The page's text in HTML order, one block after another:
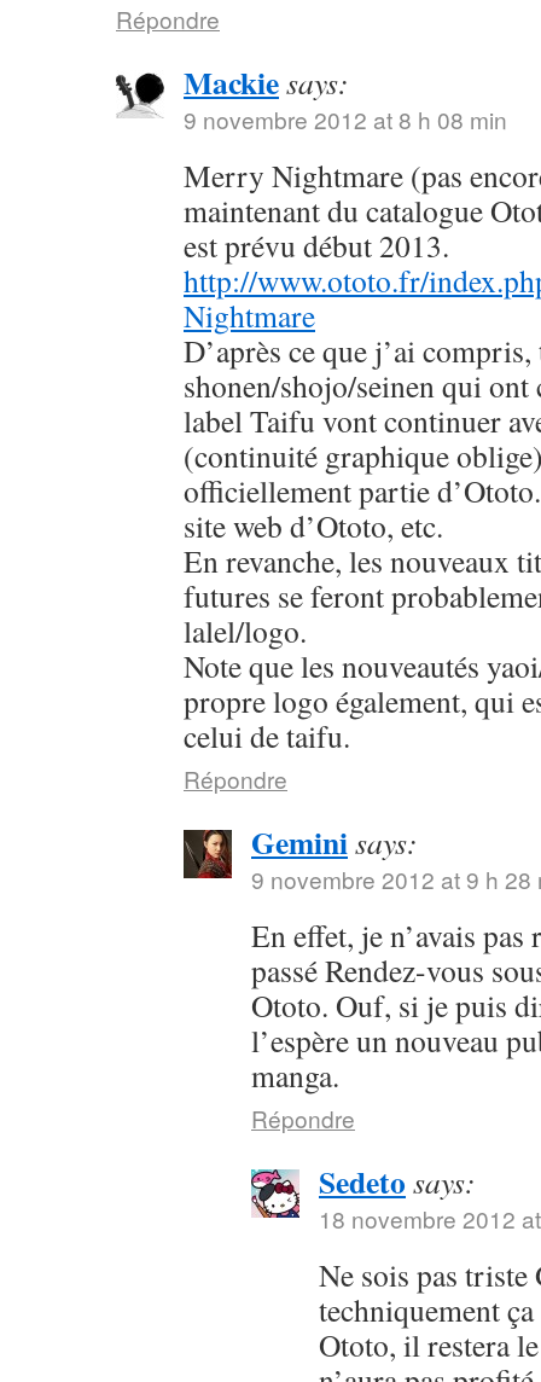
Répondre
Mackiesays:
9 novembre 2012 at 8 h 08 min
Merry Nightmare (pas
maintenant du catalogue
est prévu début 2013.
http://www.ototo.fr/
Nightmare
D’après ce que j’ai
shonen/shojo/seinen qui ont
label Taifu vont continuer
(continuité graphique
officiellement partie
site web d’Ototo, etc.
En revanche, les nouveaux
futures se feront
lalel/logo.
Note que les nouveautés
propre logo également, qui
celui de taifu.
Répondre
Geminisays:
9 novembre 2012 at 9 h 28
En effet, je n’avais
passé Rendez-vous
Ototo. Ouf, si je puis
l’espère un nouveau
manga.
Répondre
Sedeto says:
18 novembre 2012
Ne sois pas
techniquement
Ototo, il restera